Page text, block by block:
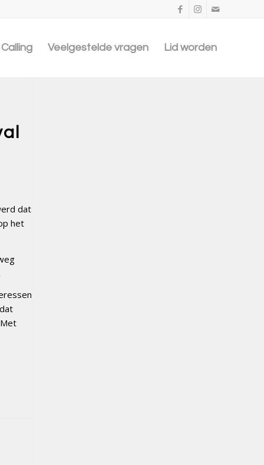
Veelgestelde vragen Lid worden
dat
het